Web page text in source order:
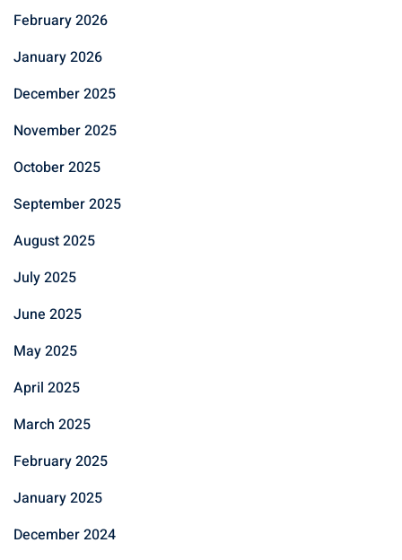
February 2026
January 2026
December 2025
November 2025
October 2025
September 2025
August 2025
July 2025
June 2025
May 2025
April 2025
March 2025
February 2025
January 2025
December 2024